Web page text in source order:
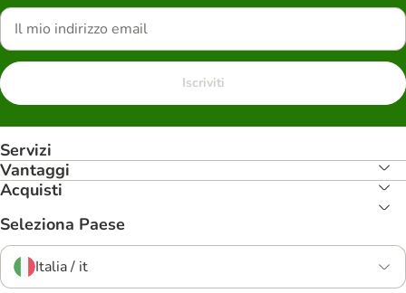
Iscriviti
Servizi
Vantaggi
Acquisti
Seleziona Paese
Italia / it